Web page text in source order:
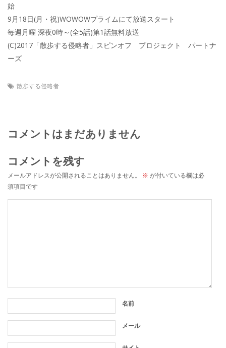
始
9月18日(月・祝)WOWOWプライムにて放送スタート
毎週月曜 深夜0時～(全5話)第1話無料放送
(C)2017「散歩する侵略者」スピンオフ プロジェクト パートナ
ーズ
散歩する侵略者
コメントはまだありません
コメントを残す
メールアドレスが公開されることはありません。 ※ が付いている欄は必
須項目です
名前
メール